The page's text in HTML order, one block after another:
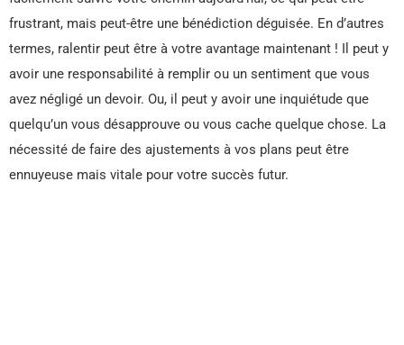
frustrant, mais peut-être une bénédiction déguisée. En d’autres
termes, ralentir peut être à votre avantage maintenant ! Il peut y
avoir une responsabilité à remplir ou un sentiment que vous
avez négligé un devoir. Ou, il peut y avoir une inquiétude que
quelqu’un vous désapprouve ou vous cache quelque chose. La
nécessité de faire des ajustements à vos plans peut être
ennuyeuse mais vitale pour votre succès futur.